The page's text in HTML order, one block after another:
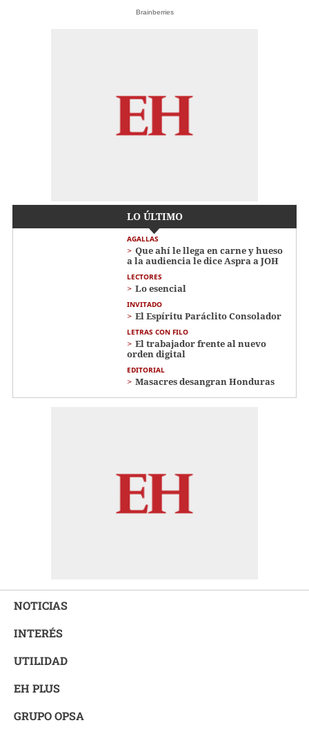
Brainberries
LO ÚLTIMO
AGALLAS
Que ahí le llega en carne y hueso
a la audiencia le dice Aspra a JOH
LECTORES
Lo esencial
INVITADO
El Espíritu Paráclito Consolador
LETRAS CON FILO
El trabajador frente al nuevo
orden digital
EDITORIAL
Masacres desangran Honduras
NOTICIAS
INTERÉS
UTILIDAD
EH PLUS
GRUPO OPSA